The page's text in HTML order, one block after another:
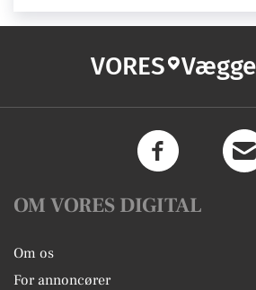
VORES
OM VORES DIGITAL
Om os
For annoncører